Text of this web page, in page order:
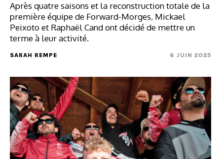
Après quatre saisons et la reconstruction totale de la
première équipe de Forward-Morges, Mickael
Peixoto et Raphaël Cand ont décidé de mettre un
terme à leur activité.
SARAH REMPE 6 JUIN 2025